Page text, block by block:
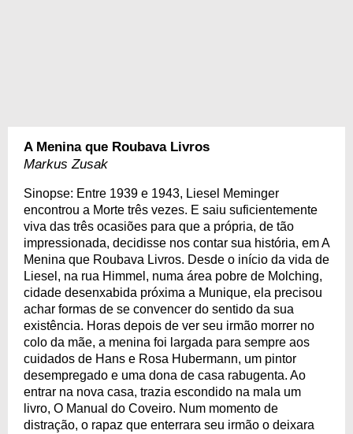
A Menina que Roubava Livros
Markus Zusak
Sinopse: Entre 1939 e 1943, Liesel Meminger
encontrou a Morte três vezes. E saiu suficientemente
viva das três ocasiões para que a própria, de tão
impressionada, decidisse nos contar sua história, em A
Menina que Roubava Livros. Desde o início da vida de
Liesel, na rua Himmel, numa área pobre de Molching,
cidade desenxabida próxima a Munique, ela precisou
achar formas de se convencer do sentido da sua
existência. Horas depois de ver seu irmão morrer no
colo da mãe, a menina foi largada para sempre aos
cuidados de Hans e Rosa Hubermann, um pintor
desempregado e uma dona de casa rabugenta. Ao
entrar na nova casa, trazia escondido na mala um
livro, O Manual do Coveiro. Num momento de
distração, o rapaz que enterrara seu irmão o deixara